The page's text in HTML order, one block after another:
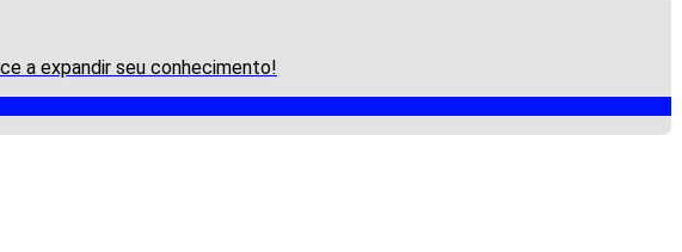
a expandir seu conhecimento!